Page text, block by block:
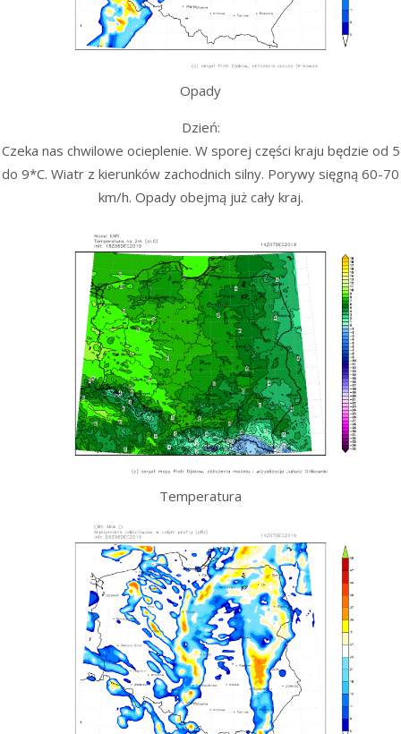
Opady
Dzień:
Czeka nas chwilowe ocieplenie. W sporej części kraju będzie od 5
do 9*C. Wiatr z kierunków zachodnich silny. Porywy sięgną 60-70
km/h. Opady obejmą już cały kraj.
Temperatura